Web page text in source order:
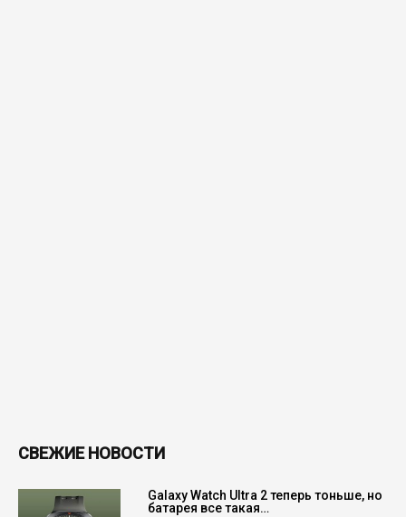
СВЕЖИЕ НОВОСТИ
Galaxy Watch Ultra 2 теперь тоньше, но
батарея все такая…